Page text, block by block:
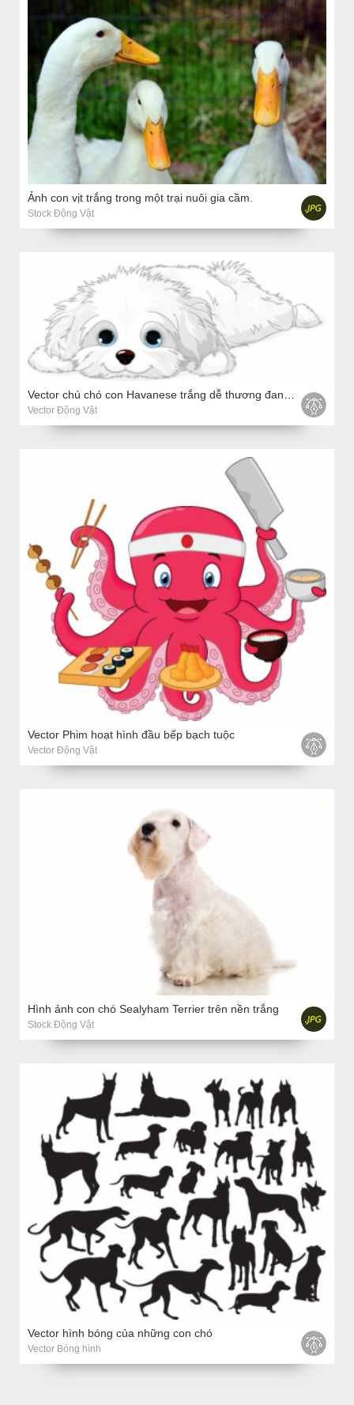
Ảnh con vịt trắng trong một trại nuôi gia cầm.
Stock Động Vật
Vector Động Vật
Vector Phim hoạt hình đầu bếp bạch tuộc
Vector Động Vật
Hình ảnh con chó Sealyham Terrier trên nền trắng
Stock Động Vật
Vector hình bóng của những con chó
Vector Bóng hình